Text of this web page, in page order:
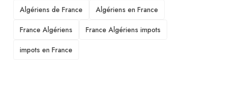
TAGS
Algériens de France
Algériens en France
France Algériens
France Algériens impots
impots en France